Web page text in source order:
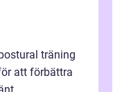
träning
att förbättra